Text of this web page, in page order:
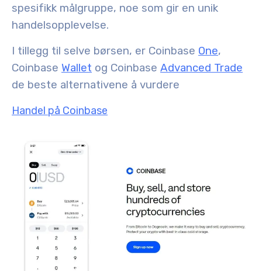
spesifikk målgruppe, noe som gir en unik
handelsopplevelse.
I tillegg til selve børsen, er Coinbase One,
Coinbase Wallet og Coinbase Advanced Trade
de beste alternativene å vurdere
Handel på Coinbase